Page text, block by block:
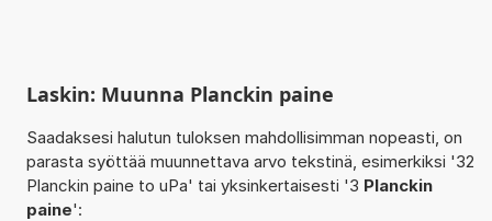
Laskin: Muunna Planckin paine
Saadaksesi halutun tuloksen mahdollisimman nopeasti, on
parasta syöttää muunnettava arvo tekstinä, esimerkiksi '32
Planckin paine to uPa' tai yksinkertaisesti '3 Planckin
paine':